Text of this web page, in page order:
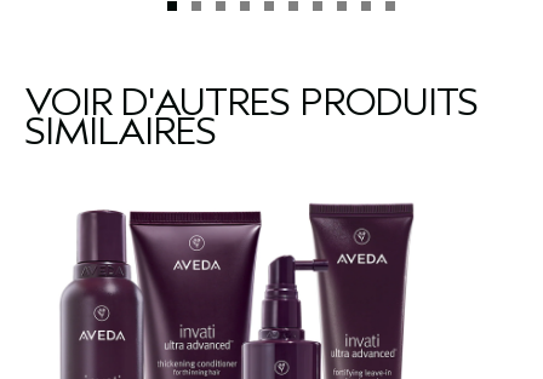
VOIR D'AUTRES PRODUITS
SIMILAIRES